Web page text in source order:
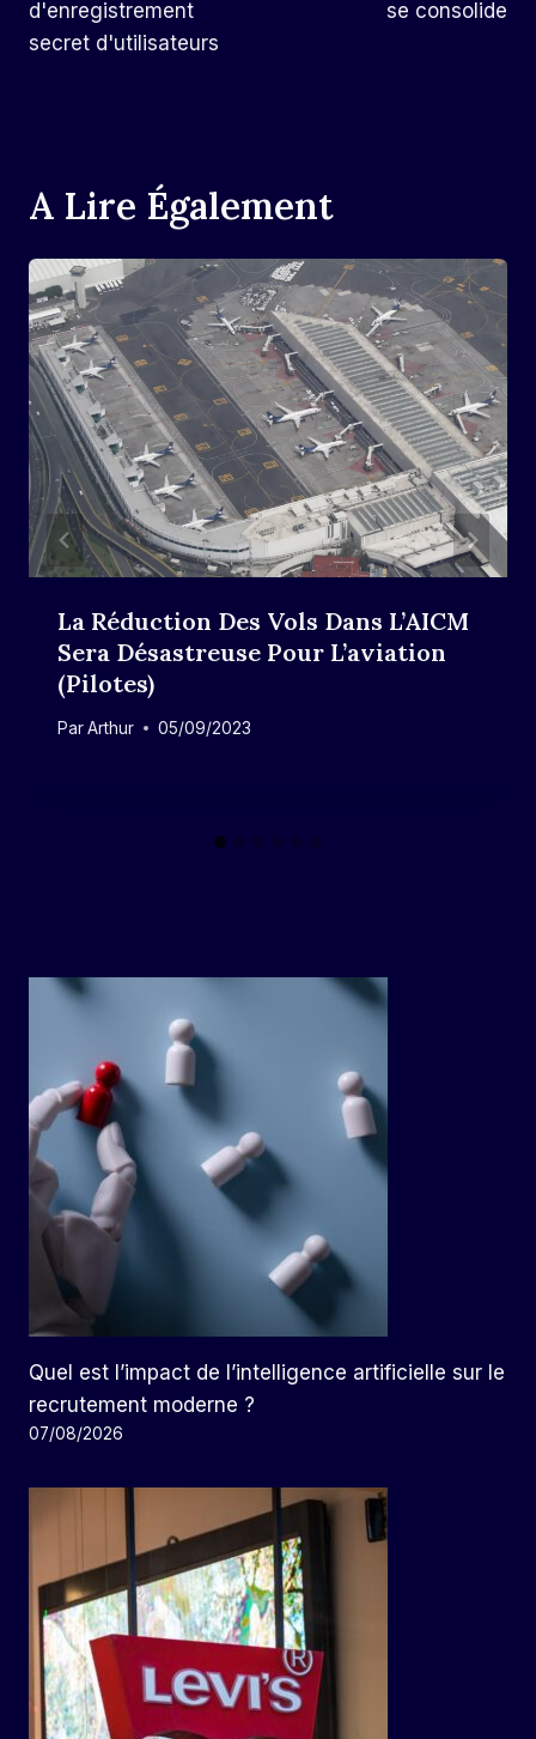
d'enregistrement
secret d'utilisateurs
se consolide
A Lire Également
La Réduction Des Vols Dans L’AICM
Sera Désastreuse Pour L’aviation
(pilotes)
ParArthur 05/09/2023
Quel est l’impact de l’intelligence artificielle sur le
recrutement moderne ?
07/08/2026